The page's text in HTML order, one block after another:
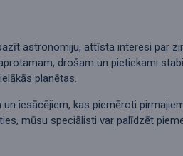
astronomiju, attīsta interesi par
drošam un pietiekami
planētas.
iesācējiem, kas piemēroti
mūsu speciālisti var palīdzēt